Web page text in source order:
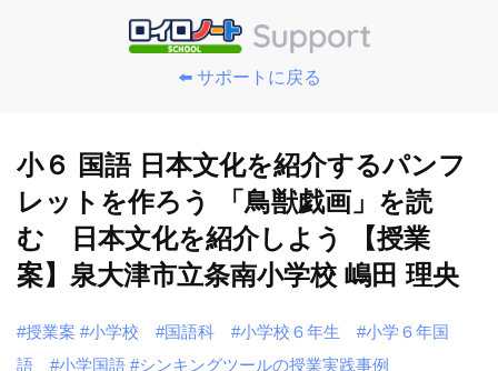
⬅️ サポートに戻る
小６ 国語 日本文化を紹介するパンフ
レットを作ろう 「鳥獣戯画」を読
む 日本文化を紹介しよう 【授業
案】泉大津市立条南小学校 嶋田 理央
#授業案 #小学校 #国語科 #小学校６年生
#小学６年国
語
#小学国語 #シンキングツールの授業実践事例